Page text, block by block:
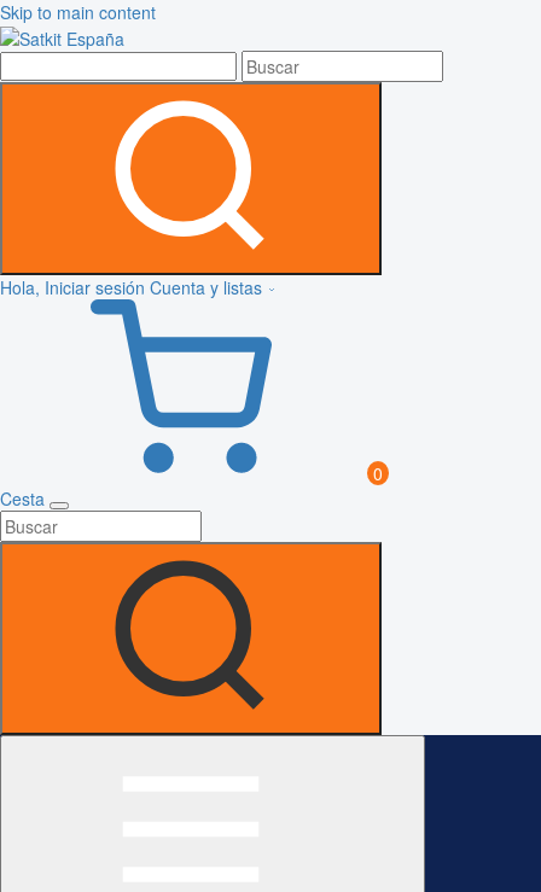
Skip to main content
Hola, Iniciar sesión Cuenta y listas
0
Cesta